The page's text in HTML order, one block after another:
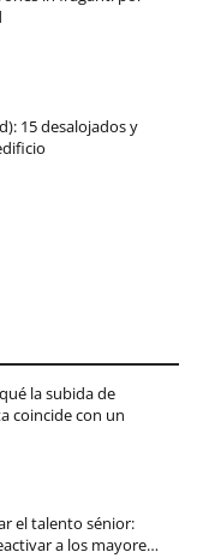
15 desalojados y
la subida de
coincide con un
el talento sénior:
a los mayore…